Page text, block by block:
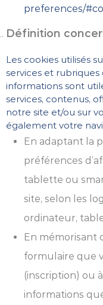
preferences/
Définition
Les cookies utilisés
services et rubriques
informations sont
services, contenus,
notre site et/ou sur
également votre
En adaptant la
préférences
tablette ou
site, selon les
ordinateur,
En mémorisant
formulaire que
(inscription) ou
informations